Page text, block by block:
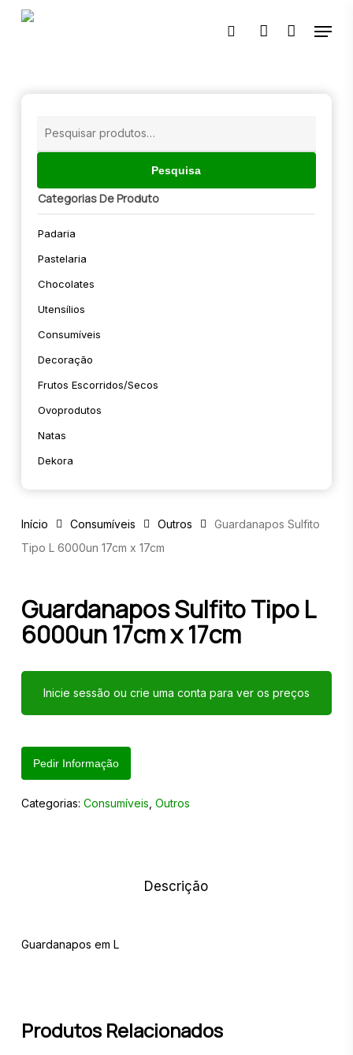
Skip
🔍
pesquisaraccount
Menu
Pesquisa
Categorias De Produto
Padaria
Pastelaria
Chocolates
Utensílios
Consumíveis
Decoração
Frutos Escorridos/secos
Ovoprodutos
Natas
Dekora
Início Consumíveis Outros
Guardanapos Sulfito
Tipo L 6000un 17cm x 17cm
Guardanapos Sulfito Tipo L
6000un 17cm x 17cm
Inicie sessão ou crie uma conta para ver os preços
Pedir Informação
Categorias: Consumíveis Outros
Descrição
Guardanapos em L
Produtos Relacionados